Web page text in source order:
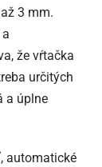
3 mm.
že vŕtačka
určitých
a úplne
automatické